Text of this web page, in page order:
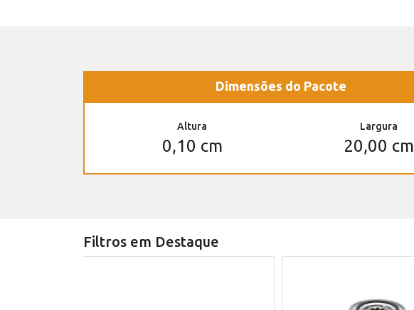
Dimensões do Pacote
Altura
0,10 cm
Largura
20,00 cm
Filtros em Destaque